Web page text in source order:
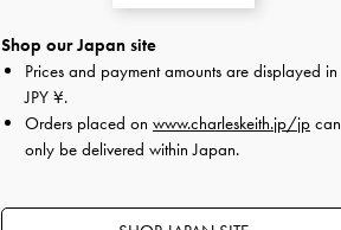
品質
Shop our Japan site
Prices and payment amounts are displayed in
JPY ¥.
Orders placed on www.charleskeith.jp/jp can
only be delivered within Japan.